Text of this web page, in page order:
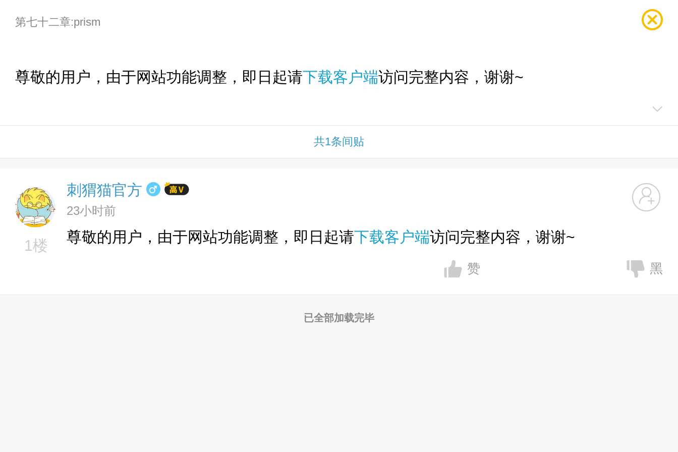
第七十二章:prism
尊敬的用户，由于网站功能调整，即日起请下载客户端访问完整内容，谢谢~
共1条间贴
1楼
刺猬猫官方
23小时前
尊敬的用户，由于网站功能调整，即日起请下载客户端访问完整内容，谢谢~
赞 黑
已全部加载完毕